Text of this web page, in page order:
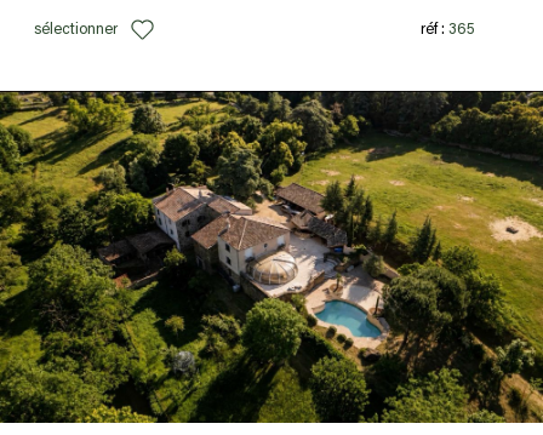
sélectionner réf : 365